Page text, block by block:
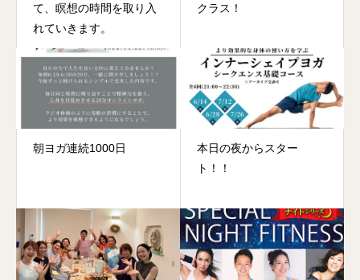
て、瞑想の時間を取り入
れていきます。
クラス！
朝ヨガ連続1000日
本日の夜からスター
ト！！